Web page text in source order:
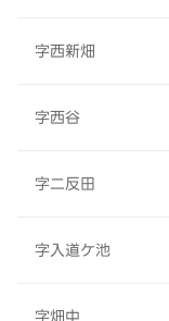
字西新畑
字西谷
字二反田
字入道ケ池